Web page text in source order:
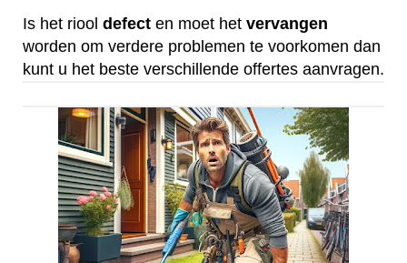
Is het riool defect en moet het vervangen
worden om verdere problemen te voorkomen dan
kunt u het beste verschillende offertes aanvragen.